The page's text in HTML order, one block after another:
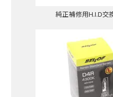
純正補修用H.I.D交